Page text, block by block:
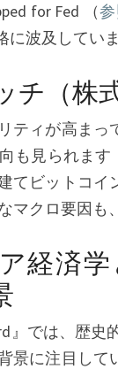
for Fed （
波及していま
チ（株
ティが高まっ
も見られま
てビットコイ
マクロ要因も
経済学
』では、歴
景に注目し